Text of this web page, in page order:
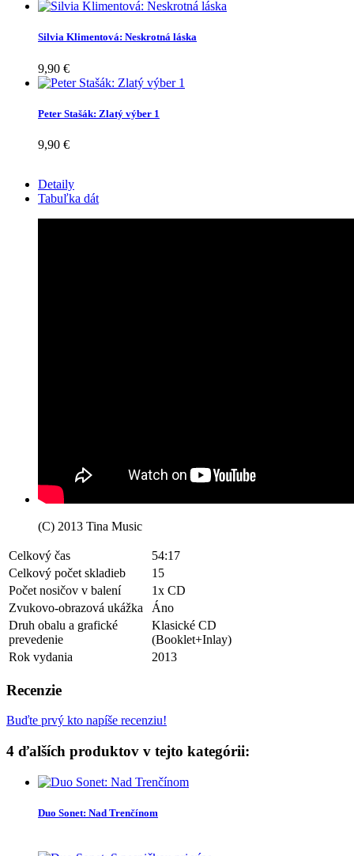
Silvia Klimentová: Neskrotná láska
9,90 €
Peter Stašák: Zlatý výber 1
9,90 €
Detaily
Tabuľka dát
(C) 2013 Tina Music
Celkový čas
54:17
Celkový počet skladieb
15
Počet nosičov v balení
1x CD
Zvukovo-obrazová ukážka
Áno
Druh obalu a grafické
prevedenie
Klasické CD
(Booklet+Inlay)
Rok vydania
2013
Recenzie
Buďte prvý kto napíše recenziu!
4 ďalších produktov v tejto kategórii:
Duo Sonet: Nad Trenčínom